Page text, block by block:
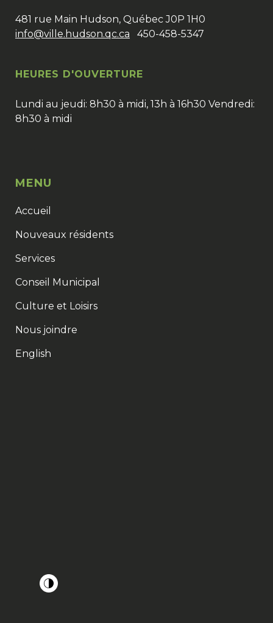
481 rue Main Hudson, Québec J0P 1H0
info@ville.hudson.qc.ca 450-458-5347
HEURES D'OUVERTURE
Lundi au jeudi: 8h30 à midi, 13h à 16h30 Vendredi:
8h30 à midi
MENU
Accueil
Nouveaux résidents
Services
Conseil Municipal
Culture et Loisirs
Nous joindre
English